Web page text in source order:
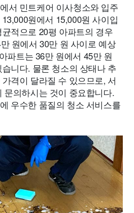
서 민트케어 이사청소와 입주
원에서 15,000원 사이입
적으로 20평 아파트의 경우
원에서 30만 원 사이로 예상
파트는 36만 원에서 45만 원
니다. 물론 청소의 상태나 추
격이 달라질 수 있으므로, 서
문의하시는 것이 중요합니다.
우수한 품질의 청소 서비스를